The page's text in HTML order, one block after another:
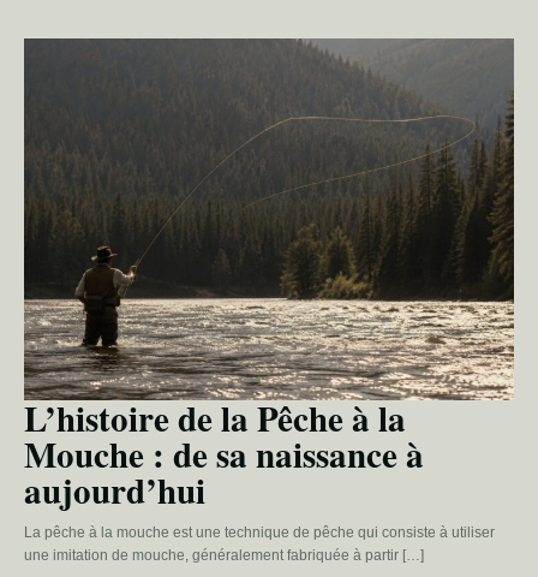
L’histoire de la Pêche à la
Mouche : de sa naissance à
aujourd’hui
La pêche à la mouche est une technique de pêche qui consiste à utiliser
une imitation de mouche, généralement fabriquée à partir […]